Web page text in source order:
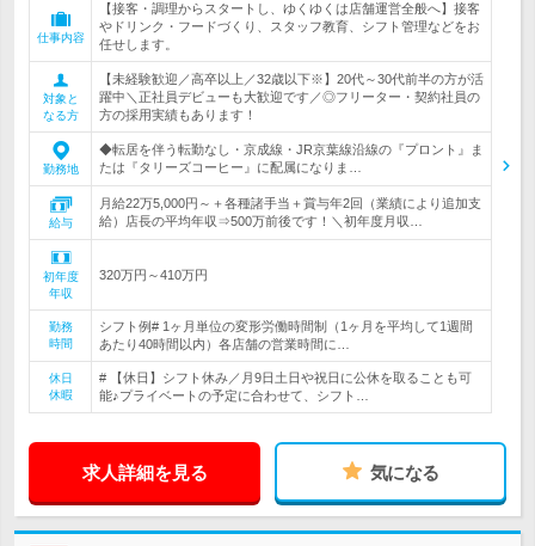
仕事内容
【接客・調理からスタートし、ゆくゆくは店舗運営全般へ】接客
やドリンク・フードづくり、スタッフ教育、シフト管理などをお
任せします。
対象と
なる方
【未経験歓迎／高卒以上／32歳以下※】20代～30代前半の方が活
躍中＼正社員デビューも大歓迎です／◎フリーター・契約社員の
方の採用実績もあります！
勤務地
◆転居を伴う転勤なし・京成線・JR京葉線沿線の『プロント』ま
たは『タリーズコーヒー』に配属になりま…
給与
月給22万5,000円～＋各種諸手当＋賞与年2回（業績により追加支
給）店長の平均年収⇒500万前後です！＼初年度月収…
初年度
年収
320万円～410万円
勤務
時間
シフト例# 1ヶ月単位の変形労働時間制（1ヶ月を平均して1週間
あたり40時間以内）各店舗の営業時間に…
休日
休暇
# 【休日】シフト休み／月9日土日や祝日に公休を取ることも可
能♪プライベートの予定に合わせて、シフト…
求人詳細を見る 気になる